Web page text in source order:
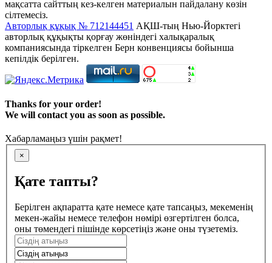
мақсатта сайттың кез-келген материалын пайдалану көзін
сілтемесіз.
Авторлық құқық № 712144451 АҚШ-тың Нью-Йорктегі
авторлық құқықты қорғау жөніндегі халықаралық
компаниясында тіркелген Берн конвенциясы бойынша
кепілдік берілген.
Thanks for your order!
We will contact you as soon as possible.
Хабарламаңыз үшін рақмет!
×
Қате тапты?
Берілген ақпаратта қате немесе қате тапсаңыз, мекеменің
мекен-жайы немесе телефон нөмірі өзгертілген болса,
оны төмендегі пішінде көрсетіңіз және оны түзетеміз.